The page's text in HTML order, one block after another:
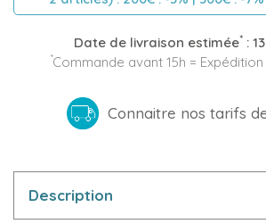
Date de livraison estimée*:
*Commande avant 15h =
Connaitre nos tarifs
Description